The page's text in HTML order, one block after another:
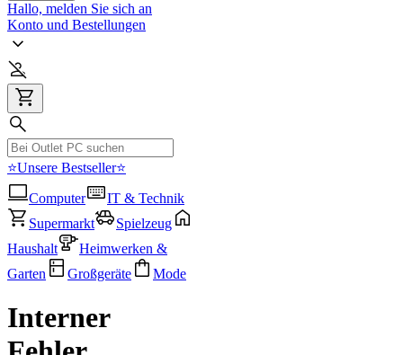
Hallo, melden Sie sich an
Konto und Bestellungen
⭐Unsere Bestseller⭐
Computer
IT & Technik
Supermarkt
Spielzeug
Haushalt
Heimwerken &
Garten
Großgeräte Mode
Interner